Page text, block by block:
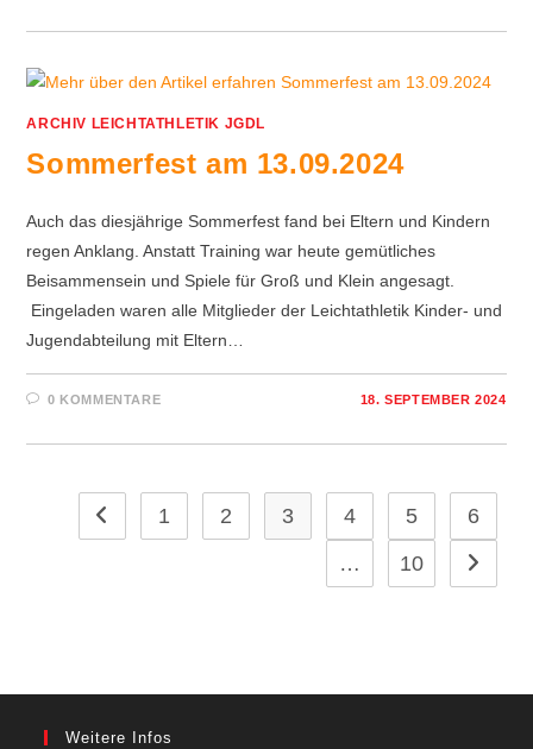
ARCHIV LEICHTATHLETIK JGDL
Sommerfest am 13.09.2024
Auch das diesjährige Sommerfest fand bei Eltern und Kindern
regen Anklang. Anstatt Training war heute gemütliches
Beisammensein und Spiele für Groß und Klein angesagt.
Eingeladen waren alle Mitglieder der Leichtathletik Kinder- und
Jugendabteilung mit Eltern…
0 KOMMENTARE 18. SEPTEMBER 2024
Zur vorherigen Seite
1 2 3 4 5
6
…
10 Zur
Weitere Infos